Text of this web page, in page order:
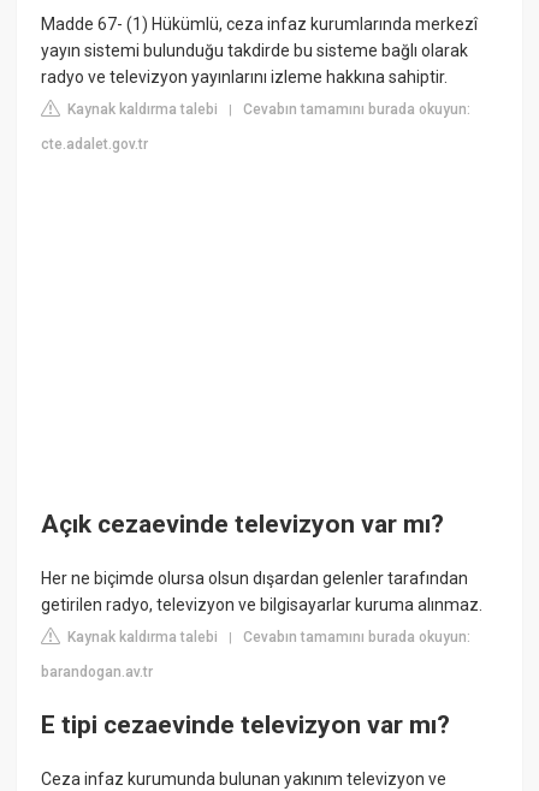
Madde 67- (1) Hükümlü, ceza infaz kurumlarında merkezî
yayın sistemi bulunduğu takdirde bu sisteme bağlı olarak
radyo ve televizyon yayınlarını izleme hakkına sahiptir.
Kaynak kaldırma talebi |Cevabın tamamını burada okuyun:
cte.adalet.gov.tr
Açık cezaevinde televizyon var mı?
Her ne biçimde olursa olsun dışardan gelenler tarafından
getirilen radyo, televizyon ve bilgisayarlar kuruma alınmaz.
Kaynak kaldırma talebi |Cevabın tamamını burada okuyun:
barandogan.av.tr
E tipi cezaevinde televizyon var mı?
Ceza infaz kurumunda bulunan yakınım televizyon ve